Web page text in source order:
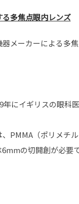
多焦点眼内レンズ
メーカーによる多
にイギリスの眼科
PMMA（ポリメチ
の切開創が必要